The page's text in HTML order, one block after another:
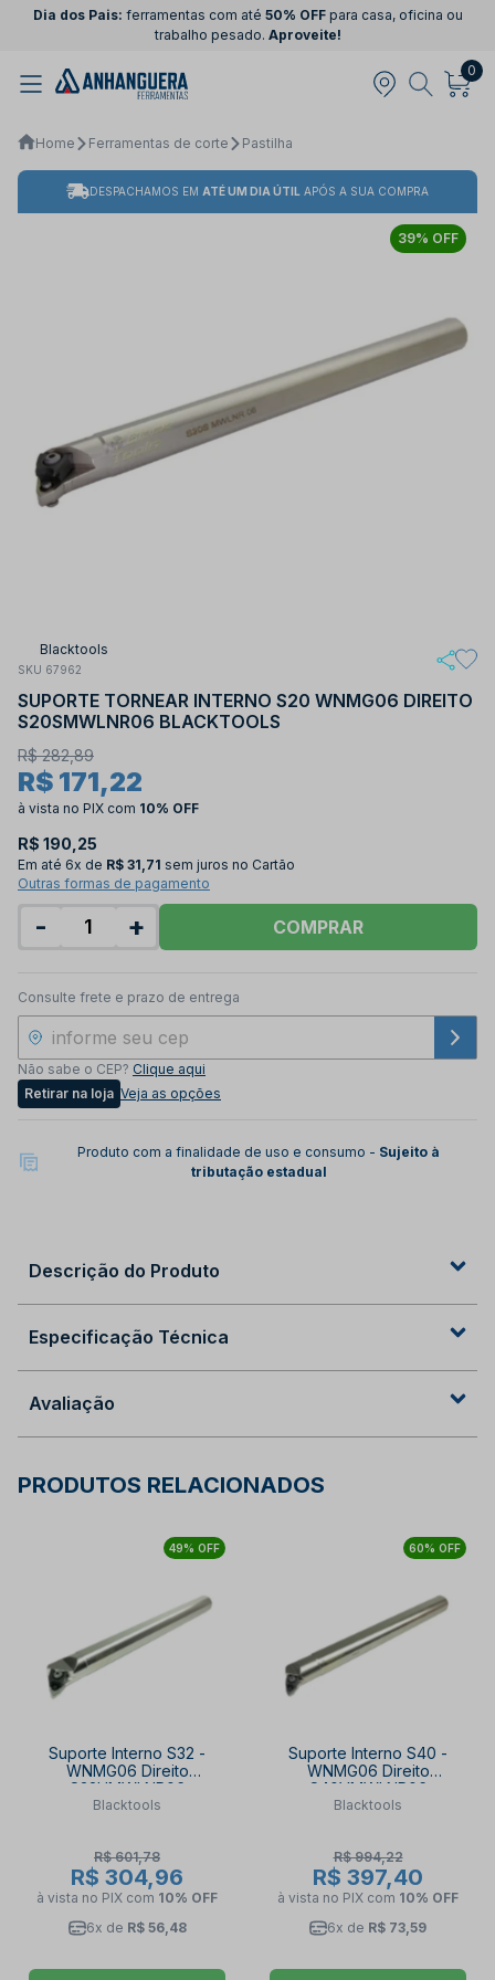
Dia dos Pais: ferramentas com até 50% OFFpara casa, oficina ou
trabalho pesado. Aproveite!
0
Home Ferramentas de corte Pastilha
DESPACHAMOS EM ATÉ UM DIA ÚTIL APÓS A SUA COMPRA
39% OFF
Blacktools
SKU 67962
SUPORTE TORNEAR INTERNO S20 WNMG06 DIREITO
S20SMWLNR06 BLACKTOOLS
R$ 282,89
R$ 171,22
à vista no PIX com 10% OFF
R$ 190,25
Em até 6x de R$ 31,71 sem juros no Cartão
Outras formas de pagamento
- + COMPRAR
Consulte frete e prazo de entrega
Não sabe o CEP? Clique aqui
Retirar na loja Veja as opções
Produto com a finalidade de uso e consumo - Sujeito à
tributação estadual
Descrição do Produto
Especificação Técnica
Avaliação
PRODUTOS RELACIONADOS
49% OFF
Suporte Interno S32 -
WNMG06 Direito
S32UMWLNR06
BLACKTOOLS
Blacktools
R$ 601,78
R$ 304,96
à vista no PIX com 10% OFF
6x de R$ 56,48
60% OFF
Suporte Interno S40 -
WNMG06 Direito
S40VMWLNR06
BLACKTOOLS
Blacktools
R$ 994,22
R$ 397,40
à vista no PIX com 10% OFF
6x de R$ 73,59